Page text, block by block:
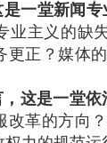
一堂新闻专
业主义的缺
更正？媒体
这是一堂依
改革的方向